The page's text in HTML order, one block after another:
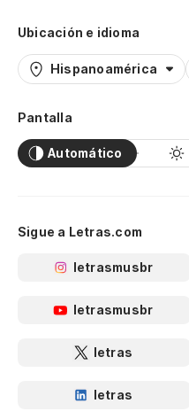
Ubicación e idioma
Hispanoamérica
Pantalla
Automático
Sigue a Letras.com
letrasmusbr
letrasmusbr
letras
letras